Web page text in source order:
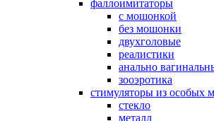
фаллоимитаторы
с мошонкой
без мошонки
двухголовые
реалистики
анально
зооэротика
стимуляторы из особых
стекло
металл